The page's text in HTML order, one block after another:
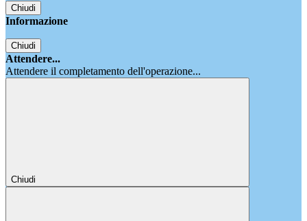
Chiudi
Informazione
Chiudi
Attendere...
Attendere il completamento dell'operazione...
Chiudi